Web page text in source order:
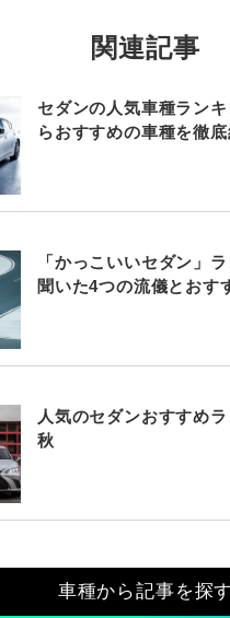
関連記事
セダンの人気車種ラン
らおすすめの車種を徹
「かっこいいセダン」
聞いた4つの流儀とおす
人気のセダンおすすめ
秋
車種から記事を探す